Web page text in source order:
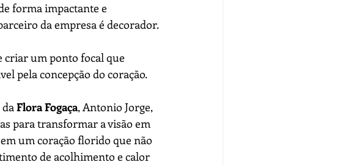
forma impactante e
da empresa é decorador.
criar um ponto focal que
pela concepção do coração.
Flora Fogaça, Antonio Jorge,
para transformar a visão em
um coração florido que não
de acolhimento e calor